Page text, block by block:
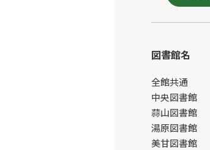
図書館名
全館共通
中央図書館
蒜山図書館
湯原図書館
美甘図書館